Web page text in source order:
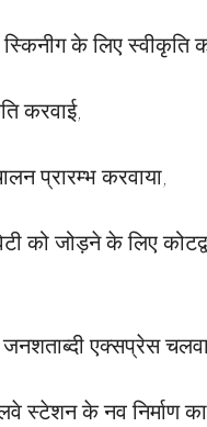
के लिए स्वीकृति
करवाई,
प्रारम्भ करवाया,
को जोड़ने के लिए
जनशताब्दी एक्सप्रेस
स्टेशन के नव निर्माण